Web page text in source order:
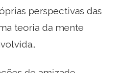
perspectivas das
teoria da mente